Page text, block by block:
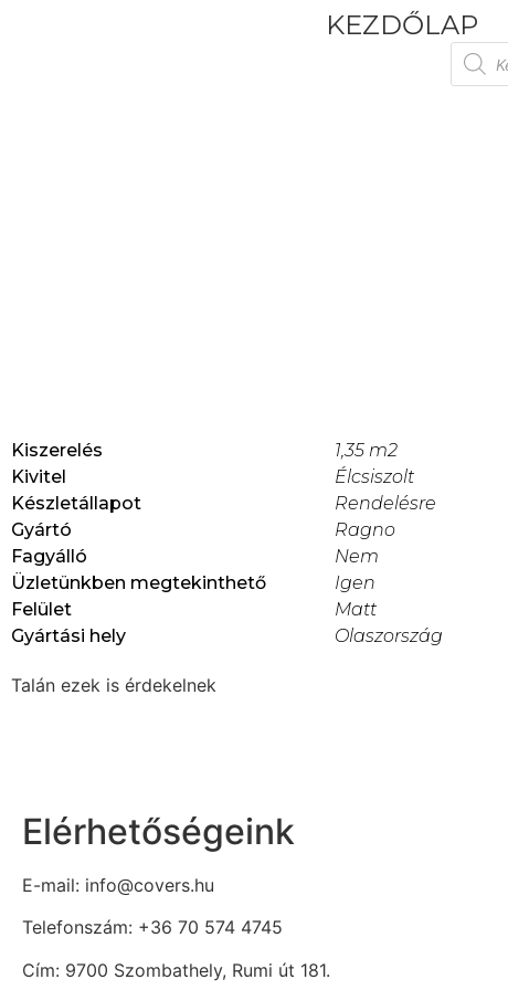
KEZDŐLAP
Kiszerelés
1,35 m2
Kivitel
Élcsiszolt
Készletállapot
Rendelésre
Gyártó
Ragno
Fagyálló
Nem
Üzletünkben megtekinthető
Igen
Felület
Matt
Gyártási hely
Olaszország
Talán ezek is érdekelnek
Elérhetőségeink
E-mail: info@covers.hu
Telefonszám: +36 70 574 4745
Cím: 9700 Szombathely, Rumi út 181.